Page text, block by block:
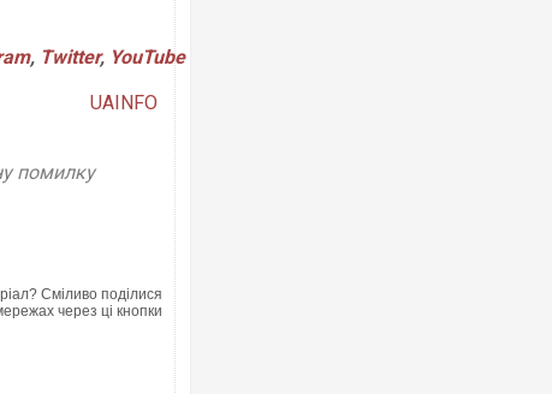
, Twitter, YouTube
UAINFO
помилку
Сміливо поділися
через ці кнопки